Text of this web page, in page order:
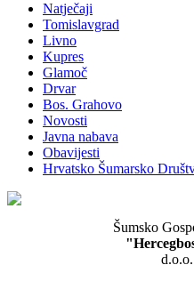
Natječaji
Tomislavgrad
Livno
Kupres
Glamoč
Drvar
Bos. Grahovo
Novosti
Javna nabava
Obavijesti
Hrvatsko Šumarsko
Šumsko